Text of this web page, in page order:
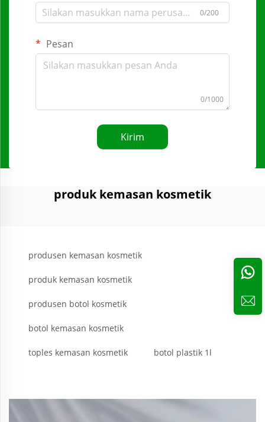
0/200
Pesan
0/1000
Kirim
produk kemasan kosmetik
produsen kemasan kosmetik
produk kemasan kosmetik
produsen botol kosmetik
botol kemasan kosmetik
toples kemasan kosmetik botol plastik 1l